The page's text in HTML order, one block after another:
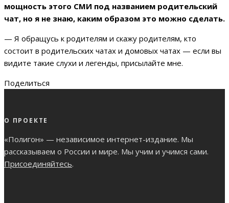
мощность этого СМИ под названием родительский
чат, но я не знаю, каким образом это можно сделать.
— Я обращусь к родителям и скажу родителям, кто
состоит в родительских чатах и домовых чатах — если вы
видите такие слухи и легенды, присылайте мне.
Поделиться
О ПРОЕКТЕ
«Полигон» — независимое интернет-издание. Мы
рассказываем о России и мире. Мы учим и учимся сами.
Присоединяйтесь.